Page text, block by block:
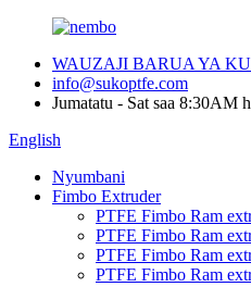
WAUZAJI BARUA YA
info@sukoptfe.com
Jumatatu - Sat saa 8:30AM
English
Nyumbani
Fimbo Extruder
PTFE Fimbo Ram
PTFE Fimbo Ram
PTFE Fimbo Ram
PTFE Fimbo Ram